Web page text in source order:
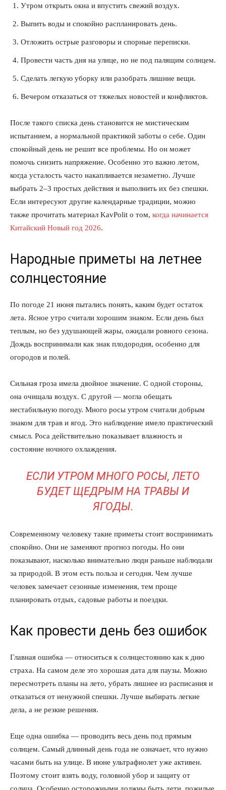
КавПолит
ПОДПИСАТЬСЯ СЕЙЧАС
Утром открыть окна и впустить свежий воздух.
Выпить воды и спокойно распланировать день.
Отложить острые разговоры и спорные переписки.
Провести часть дня на улице, но не под палящим солнцем.
Сделать легкую уборку или разобрать лишние вещи.
Вечером отказаться от тяжелых новостей и конфликтов.
После такого списка день становится не мистическим
испытанием, а нормальной практикой заботы о себе. Один
спокойный день не решит все проблемы. Но он может
помочь снизить напряжение. Особенно это важно летом,
когда усталость часто накапливается незаметно. Лучше
выбрать 2–3 простых действия и выполнить их без спешки.
Если интересуют другие календарные традиции, можно
также прочитать материал KavPolit о том, когда начинается
Китайский Новый год 2026.
Народные приметы на летнее
солнцестояние
По погоде 21 июня пытались понять, каким будет остаток
лета. Ясное утро считали хорошим знаком. Если день был
теплым, но без удушающей жары, ожидали ровного сезона.
Дождь воспринимали как знак плодородия, особенно для
огородов и полей.
Сильная гроза имела двойное значение. С одной стороны,
она очищала воздух. С другой — могла обещать
нестабильную погоду. Много росы утром считали добрым
знаком для трав и ягод. Это наблюдение имело практический
смысл. Роса действительно показывает влажность и
состояние ночного охлаждения.
ЕСЛИ УТРОМ МНОГО РОСЫ, ЛЕТО
БУДЕТ ЩЕДРЫМ НА ТРАВЫ И
ЯГОДЫ.
Современному человеку такие приметы стоит воспринимать
спокойно. Они не заменяют прогноз погоды. Но они
показывают, насколько внимательно люди раньше наблюдали
за природой. В этом есть польза и сегодня. Чем лучше
человек замечает сезонные изменения, тем проще
планировать отдых, садовые работы и поездки.
Как провести день без ошибок
Главная ошибка — относиться к солнцестоянию как к дню
страха. На самом деле это хорошая дата для паузы. Можно
пересмотреть планы на лето, убрать лишнее из расписания и
отказаться от ненужной спешки. Лучше выбирать легкие
дела, а не резкие решения.
Еще одна ошибка — проводить весь день под прямым
солнцем. Самый длинный день года не означает, что нужно
часами быть на улице. В июне ультрафиолет уже активен.
Поэтому стоит взять воду, головной убор и защиту от